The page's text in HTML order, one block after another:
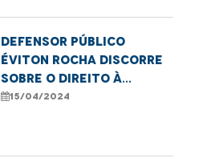
Defensor público
Éviton Rocha discorre
sobre o direito à
moradia e insegurança
15/04/2024